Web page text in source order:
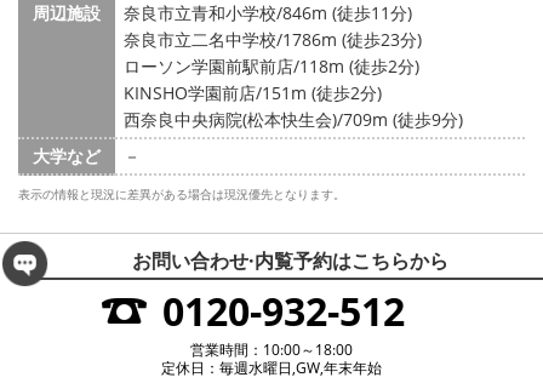
周辺施設
奈良市立青和小学校/846m (徒歩11分)
奈良市立二名中学校/1786m (徒歩23分)
ローソン学園前駅前店/118m (徒歩2分)
KINSHO学園前店/151m (徒歩2分)
西奈良中央病院(松本快生会)/709m (徒歩9分)
大学など
－
表示の情報と現況に差異がある場合は現況優先となります。
お問い合わせ·内覧予約はこちらから
0120-932-512
営業時間：10:00～18:00
定休日：毎週水曜日,GW,年末年始